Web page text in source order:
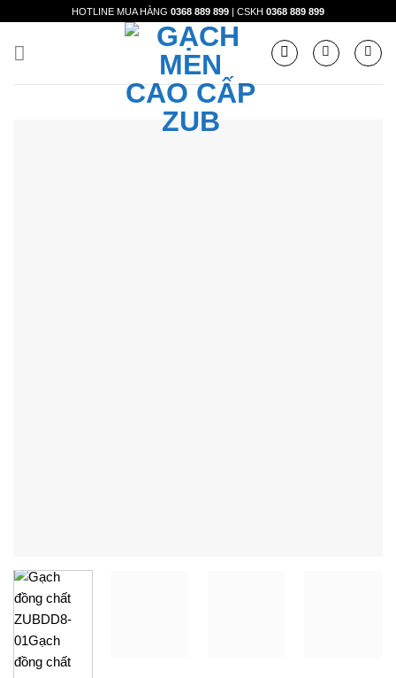
HOTLINE MUA HÀNG 0368 889 899 | CSKH 0368 889 899